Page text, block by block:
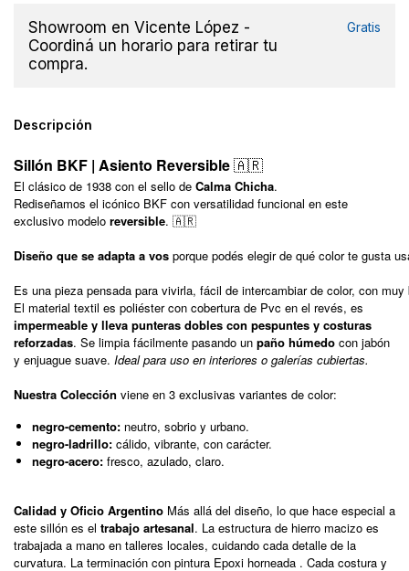
Showroom en Vicente López -
Coordiná un horario para retirar tu
compra.
Gratis
Descripción
Sillón BKF | Asiento Reversible🇦🇷
El clásico de 1938 con el sello de Calma Chicha.
Rediseñamos el icónico BKF con versatilidad funcional en este
exclusivo modelo reversible. 🇦🇷
Diseño que se adapta a vos porque podés elegir de qué color te gusta
Es una pieza pensada para vivirla, fácil de intercambiar de color, con
El material textil es poliéster con cobertura de Pvc en el revés, es
impermeable y lleva punteras dobles con pespuntes y costuras
reforzadas. Se limpia fácilmente pasando un paño húmedo con jabón
y enjuague suave. Ideal para uso en interiores o galerías cubiertas.
Nuestra Colección viene en 3 exclusivas variantes de color:
negro-cemento: neutro, sobrio y urbano.
negro-ladrillo: cálido, vibrante, con carácter.
negro-acero: fresco, azulado, claro.
Calidad y Oficio Argentino Más allá del diseño, lo que hace especial a
este sillón es el trabajo artesanal. La estructura de hierro macizo es
trabajada a mano en talleres locales, cuidando cada detalle de la
curvatura. La terminación con pintura Epoxi horneada . Cada costura y